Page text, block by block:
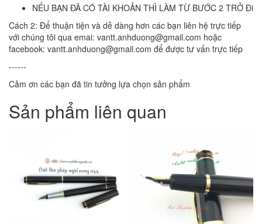
NẾU BẠN ĐÃ CÓ TÀI KHOẢN THÌ LÀM TỪ BƯỚC 2 TRỞ Đi
Cách 2: Để thuận tiện và dễ dàng hơn các bạn liên hệ trực tiếp
với chúng tôi qua emai: vantt.anhduong@gmail.com hoặc
facebook: vantt.anhduong@gmail.com để được tư vấn trực tiếp
------
Cảm ơn các bạn đã tin tưởng lựa chọn sản phẩm
Sản phẩm liên quan